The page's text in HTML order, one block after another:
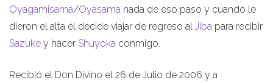
Oyagamisama/Oyasama nada de eso pasó y cuando le
dieron el alta él decide viajar de regreso al Jiba para recibir
Sazuke y hacer Shuyoka conmigo.
Recibió el Don Divino el 26 de Julio de 2006 y a